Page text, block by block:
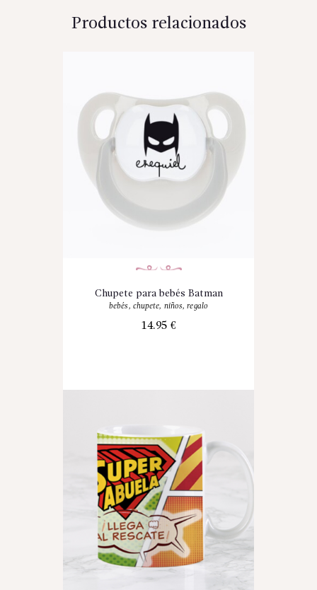
Productos relacionados
Chupete para bebés Batman
bebés, chupete, niños,regalo
14.95 €